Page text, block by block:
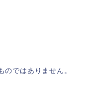
ではありません。